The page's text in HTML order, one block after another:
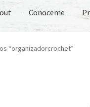
Conoceme
Preguntas Frecuentes
“organizadorcrochet”